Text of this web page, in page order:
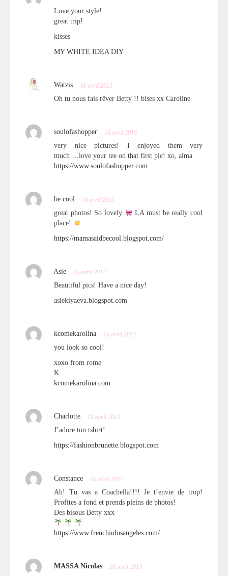
Love your style!
great trip!
kisses
MY WHITE IDEA DIY
Watzis 16 avril 2013
Oh tu nous fais rêver Betty !! bises xx Caroline
soulofashopper 16 avril 2013
very nice pictures! I enjoyed them very
much….love your tee on that first pic! xo, alma
https://www.soulofashopper.com
be cool 16 avril 2013
great photos! So lovely
LA must be really cool
place!
https://mamasaidbecool.blogspot.com/
Asie 16 avril 2013
Beautiful pics! Have a nice day!
asiekiyaeva.blogspot.com
kcomekarolina 16 avril 2013
you look so cool!
xoxo from rome
K.
kcomekarolina.com
Charlotte 16 avril 2013
J’adore ton tshirt!
https://fashionbrunette.blogspot.com
Constance 16 avril 2013
Ah! Tu vas a Coachella!!!! Je t’envie de trop!
Profites a fond et prends pleins de photos!
Des bisous Betty xxx
https://www.frenchinlosangeles.com/
MASSA Nicolas 16 avril 2013